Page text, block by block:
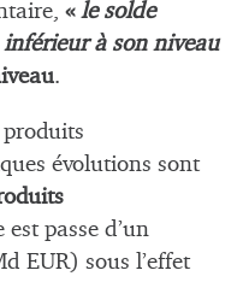
« le solde
à son niveau
.
produits
évolutions sont
est passe d’un
EUR) sous l’effet